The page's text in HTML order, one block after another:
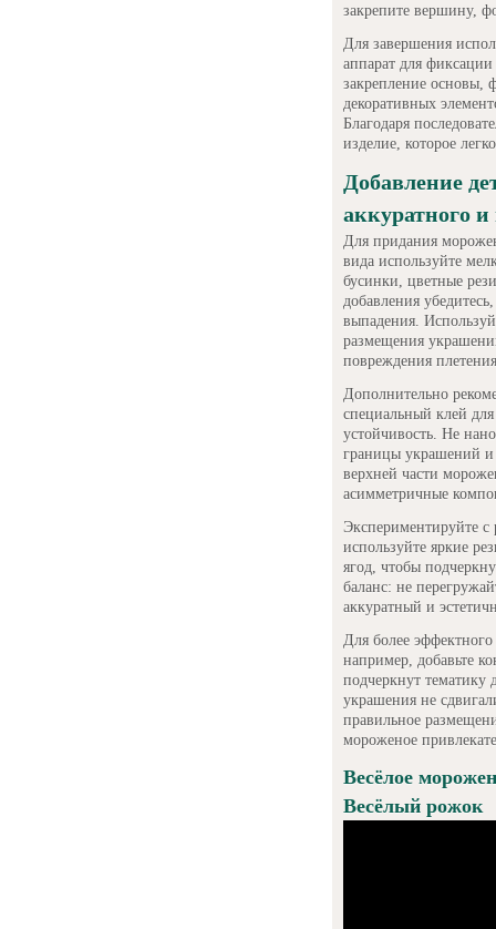
закрепите вершину,
Для завершения
аппарат для фиксации
закрепление основы,
декоративных
Благодаря
изделие, которое
Добавление
аккуратного
Для придания
вида используйте
бусинки, цветные
добавления
выпадения.
размещения
повреждения
Дополнительно
специальный клей
устойчивость. Не
границы украшений
верхней части
асимметричные
Экспериментируйте
используйте яркие
ягод, чтобы
баланс: не
аккуратный и
Для более
например, добавьте
подчеркнут тематику
украшения не
правильное
мороженое
Весёлое
Весёлый рожок